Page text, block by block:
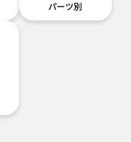
パーツ別